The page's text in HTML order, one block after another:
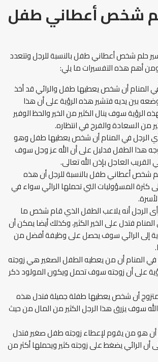
شخص أعطاني طفل
حلم شخص أعطاني طفل بالنسبة للرجل وتتعدد
أهم هذه التفسيرات ما يلي:
في المنام أن شخص يعطيها طفل والرائي قد أخذ
بين يديه فتشير هذه الرؤية على أن هذا
الرؤية سوف ينال الكثير من الخير والحظ الوفير
من السعادة والفرح في انتظاره.
الرجل في المنام أن شخص يعطيها طفل وهو
هذا الطفل فدليل على أن الله عز وجل سوف
العاجل بإذن الله تعالى.
شخص أعطاني طفل بالنسبة للرجل أن هذه
كثرة المسؤوليات التي تحملها الرائي سواء في
الرجل أنه يلاعب الطفل الذي قام شخص ما
فتدل على الخير الكثير، وكذلك أيضا يمكن أن
إلى الرائي سوف يحصل على وظيفة أفضل من
في المنام أن من يعطيه الطفل الصغير هي زوجته
على أن زوجته سوف تحمل ويكون المولود ذكر
أن شخص يعطيها طفلة جميلة فتدل هذه
سوف يزرق هذا الرجل الكثير من المال من حيث
أن هو من يقوم لإعطاء زوجته طفل صغير فتدل
أن الرائي يضغط على زوجته كثير ويحملها أكثر من